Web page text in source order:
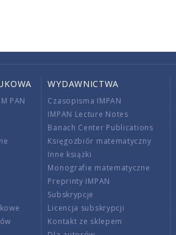
PAN
WYDAWNICTWA
Czasopisma IMPAN
IMPAN Lecture Notes
Banach Center Publications
Księgozbiór matematyczny
Inne książki
Monografie matematyczne
Preprinty IMPAN
Subskrypcje
Licencja subskrypcji
Kontakt ze sklepem